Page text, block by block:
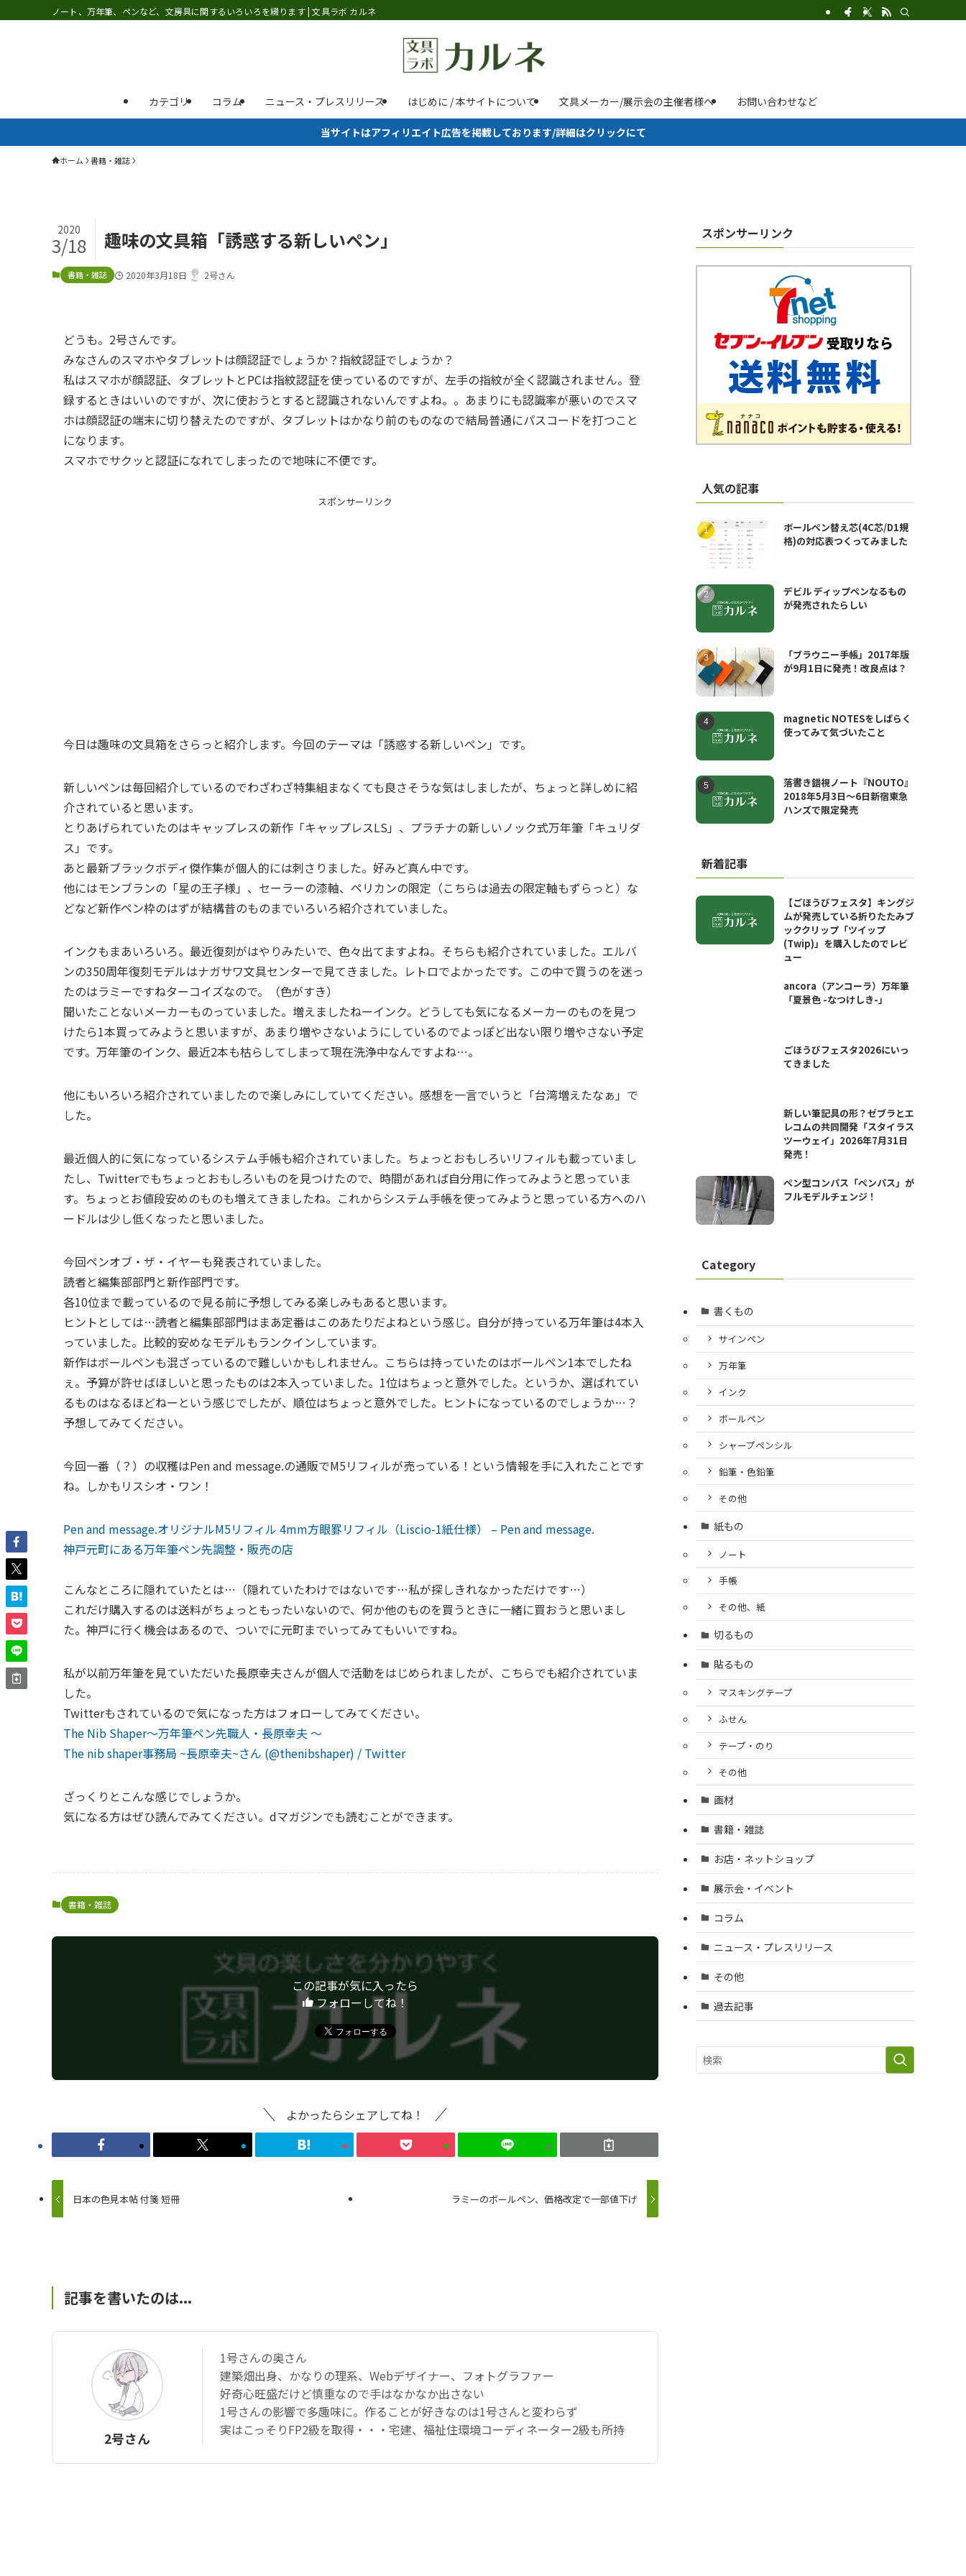
ノート、万年筆、ペンなど、文房具に関するいろいろを綴ります | 文具ラボ カルネ
カテゴリ コラム ニュース・プレスリリース はじめに / 本サイトについて 文具メーカー/展示会の主催者様へ お問い合わせなど
当サイトはアフィリエイト広告を掲載しております/詳細はクリックにて
ホーム 書籍・雑誌
趣味の文具箱「誘惑する新しいペン」
2020
3/18
書籍・雑誌 2020年3月18日 2号さん
どうも。2号さんです。
みなさんのスマホやタブレットは顔認証でしょうか？指紋認証でしょうか？
私はスマホが顔認証、タブレットとPCは指紋認証を使っているのですが、左手の指紋が全く認識されません。登
録するときはいいのですが、次に使おうとすると認識されないんですよね。。あまりにも認識率が悪いのでスマ
ホは顔認証の端末に切り替えたのですが、タブレットはかなり前のものなので結局普通にパスコードを打つこと
になります。
スマホでサクッと認証になれてしまったので地味に不便です。
スポンサーリンク
今日は趣味の文具箱をさらっと紹介します。今回のテーマは「誘惑する新しいペン」です。
新しいペンは毎回紹介しているのでわざわざ特集組まなくても良さそうな気はしましたが、ちょっと詳しめに紹
介されていると思います。
とりあげられていたのはキャップレスの新作「キャップレスLS」、プラチナの新しいノック式万年筆「キュリダ
ス」です。
あと最新ブラックボディ傑作集が個人的には刺さりました。好みど真ん中です。
他にはモンブランの「星の王子様」、セーラーの漆軸、ペリカンの限定（こちらは過去の限定軸もずらっと）な
どなど新作ペン枠のはずが結構昔のものまでいろいろ紹介されていました。
インクもまあいろいろ。最近復刻がはやりみたいで、色々出てますよね。そちらも紹介されていました。エルバ
ンの350周年復刻モデルはナガサワ文具センターで見てきました。レトロでよかったです。この中で買うのを迷っ
たのはラミーですねターコイズなので。（色がすき）
聞いたことないメーカーものっていました。増えましたねーインク。どうしても気になるメーカーのものを見つ
けたら1本買ってみようと思いますが、あまり増やさないようにしているのでよっぽど出ない限り増やさない予定
です。万年筆のインク、最近2本も枯らしてしまって現在洗浄中なんですよね…。
他にもいろいろ紹介されていましたので楽しみにしていてください。感想を一言でいうと「台湾増えたなぁ」で
した。
最近個人的に気になっているシステム手帳も紹介されていました。ちょっとおもしろいリフィルも載っていまし
たし、Twitterでもちょっとおもしろいものを見つけたので、時間があれば自分用に作ってみようと思っていま
す。ちょっとお値段安めのものも増えてきましたね。これからシステム手帳を使ってみようと思っている方へのハ
ードルは少し低くなったと思いました。
今回ペンオブ・ザ・イヤーも発表されていました。
読者と編集部部門と新作部門です。
各10位まで載っているので見る前に予想してみる楽しみもあると思います。
ヒントとしては…読者と編集部部門はまあ定番はこのあたりだよねという感じ。自分が持っている万年筆は4本入
っていました。比較的安めなモデルもランクインしています。
新作はボールペンも混ざっているので難しいかもしれません。こちらは持っていたのはボールペン1本でしたね
ぇ。予算が許せばほしいと思ったものは2本入っていました。1位はちょっと意外でした。というか、選ばれてい
るものはなるほどねーという感じでしたが、順位はちょっと意外でした。ヒントになっているのでしょうか…？
予想してみてください。
今回一番（？）の収穫はPen and message.の通販でM5リフィルが売っている！という情報を手に入れたことです
ね。しかもリスシオ・ワン！
Pen and message.オリジナルM5リフィル 4mm方眼罫リフィル（Liscio-1紙仕様） – Pen and message.
神戸元町にある万年筆ペン先調整・販売の店
こんなところに隠れていたとは…（隠れていたわけではないです…私が探しきれなかっただけです…）
これだけ購入するのは送料がちょっともったいないので、何か他のものを買うときに一緒に買おうと思いまし
た。神戸に行く機会はあるので、ついでに元町までいってみてもいいですね。
私が以前万年筆を見ていただいた長原幸夫さんが個人で活動をはじめられましたが、こちらでも紹介されていま
した。
Twitterもされているので気になった方はフォローしてみてください。
The Nib Shaper〜万年筆ペン先職人・長原幸夫 〜
The nib shaper事務局 ~長原幸夫~さん (@thenibshaper) / Twitter
ざっくりとこんな感じでしょうか。
気になる方はぜひ読んでみてください。dマガジンでも読むことができます。
書籍・雑誌
この記事が気に入ったら
フォローしてね！
よかったらシェアしてね！
日本の色見本帖 付箋 短冊 ラミーのボールペン、価格改定で一部値下げ
記事を書いたのは...
2号さん
1号さんの奥さん
建築畑出身、かなりの理系、Webデザイナー、フォトグラファー
好奇心旺盛だけど慎重なので手はなかなか出さない
1号さんの影響で多趣味に。作ることが好きなのは1号さんと変わらず
実はこっそりFP2級を取得・・・宅建、福祉住環境コーディネーター2級も所持
スポンサーリンク
人気の記事
ボールペン替え芯(4C芯/D1規
格)の対応表つくってみました
デビル ディップペンなるもの
が発売されたらしい
「ブラウニー手帳」2017年版
が9月1日に発売！改良点は？
magnetic NOTESをしばらく
使ってみて気づいたこと
落書き錯視ノート『NOUTO』
2018年5月3日〜6日新宿東急
ハンズで限定発売
新着記事
【ごほうびフェスタ】キングジ
ムが発売している折りたたみブ
ッククリップ「ツイップ
(Twip)」を購入したのでレビ
ュー
ancora（アンコーラ）万年筆
「夏景色 -なつけしき-」
ごほうびフェスタ2026にいっ
てきました
新しい筆記具の形？ゼブラとエ
レコムの共同開発「スタイラス
ツーウェイ」2026年7月31日
発売！
ペン型コンパス「ペンパス」が
フルモデルチェンジ！
Category
書くもの
サインペン
万年筆
インク
ボールペン
シャープペンシル
鉛筆・色鉛筆
その他
紙もの
ノート
手帳
その他、紙
切るもの
貼るもの
マスキングテープ
ふせん
テープ・のり
その他
画材
書籍・雑誌
お店・ネットショップ
展示会・イベント
コラム
ニュース・プレスリリース
その他
過去記事